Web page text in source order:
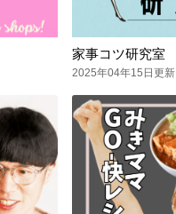
家事コツ研究室
2025年04年15日更新